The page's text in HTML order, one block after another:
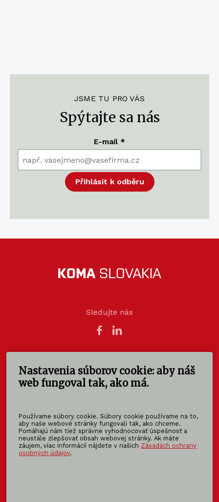
Nastavenia súborov cookie: aby náš
web fungoval tak, ako má.
Používame súbory cookie. Súbory cookie používame na to,
aby naše webové stránky fungovali tak, ako chceme.
Pomáhajú nám tiež správne vyhodnocovať úspešnosť a
neustále zlepšovať obsah webovej stránky. Ak máte
záujem, viac informácií nájdete v našich Zásadách ochrany
osobných údajov.
JSME TU PRO VÁS
Spýtajte sa nás
E-mail *
Přihlásit k odběru
Sledujte nás
KOMA SLOVAKIA s.r.o.
Štúrova 140
949 01 Nitra - Mlynárce
info@koma-slovakia.sk
+ 421 37 6518 325
Patríme do rodiny KOMA FAMILY